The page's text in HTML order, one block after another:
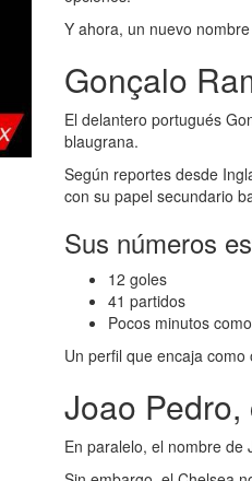
Y ahora, un nuevo
Gonçalo
El delantero portugués
blaugrana.
Según reportes desde
con su papel secundario
Sus números
12 goles
41 partidos
Pocos minutos
Un perfil que encaja
Joao
En paralelo, el nombre de